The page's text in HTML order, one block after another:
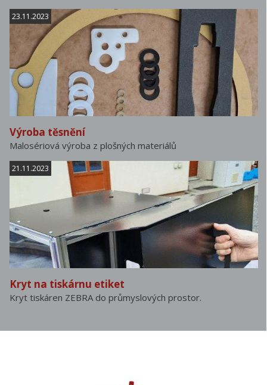
23.11.2023
Výroba těsnění
Malosériová výroba z plošných materiálů
21.11.2023
Kryt na tiskárnu etiket
Kryt tiskáren ZEBRA do průmyslových prostor.